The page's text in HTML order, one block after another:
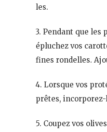
les.
3. Pendant que les
épluchez vos
fines rondelles.
4. Lorsque vos
prêtes,
5. Coupez vos